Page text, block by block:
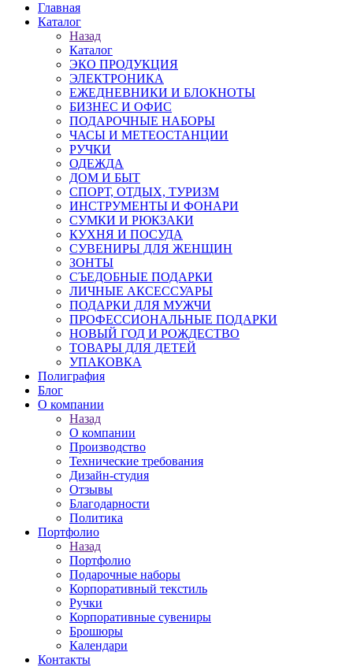
Главная
Каталог
Назад
Каталог
ЭКО ПРОДУКЦИЯ
ЭЛЕКТРОНИКА
ЕЖЕДНЕВНИКИ И БЛОКНОТЫ
БИЗНЕС И ОФИС
ПОДАРОЧНЫЕ НАБОРЫ
ЧАСЫ И МЕТЕОСТАНЦИИ
РУЧКИ
ОДЕЖДА
ДОМ И БЫТ
СПОРТ, ОТДЫХ, ТУРИЗМ
ИНСТРУМЕНТЫ И ФОНАРИ
СУМКИ И РЮКЗАКИ
КУХНЯ И ПОСУДА
СУВЕНИРЫ ДЛЯ ЖЕНЩИН
ЗОНТЫ
СЪЕДОБНЫЕ ПОДАРКИ
ЛИЧНЫЕ АКСЕССУАРЫ
ПОДАРКИ ДЛЯ МУЖЧИ
ПРОФЕССИОНАЛЬНЫЕ ПОДАРКИ
НОВЫЙ ГОД И РОЖДЕСТВО
ТОВАРЫ ДЛЯ ДЕТЕЙ
УПАКОВКА
Полиграфия
Блог
О компании
Назад
О компании
Производство
Технические требования
Дизайн-студия
Отзывы
Благодарности
Политика
Портфолио
Назад
Портфолио
Подарочные наборы
Корпоративный текстиль
Ручки
Корпоративные сувениры
Брошюры
Календари
Контакты